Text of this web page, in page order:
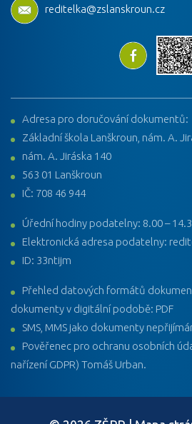
reditelka@zslanskroun.cz
Adresa pro doručování dokumentů:
Základní škola Lanškroun, nám. A.
nám. A. Jiráska 140
563 01 Lanškroun
IČ: 708 46 944
Úřední hodiny podatelny: 8.00 –
Elektronická adresa podatelny:
ID: 33ntijm
Přehled datových formátů
dokumenty v digitální podobě: PDF
SMS, MMS jako dokumenty
Pověřenec pro ochranu osobních
nařízení GDPR) Tomáš Urban.